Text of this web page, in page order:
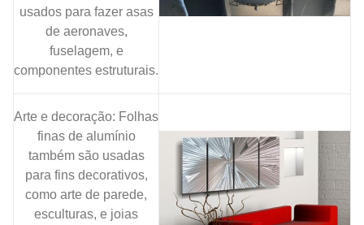
usados ​​para fazer asas
de aeronaves,
fuselagem, e
componentes estruturais.
Arte e decoração: Folhas
finas de alumínio
também são usadas
para fins decorativos,
como arte de parede,
esculturas, e joias